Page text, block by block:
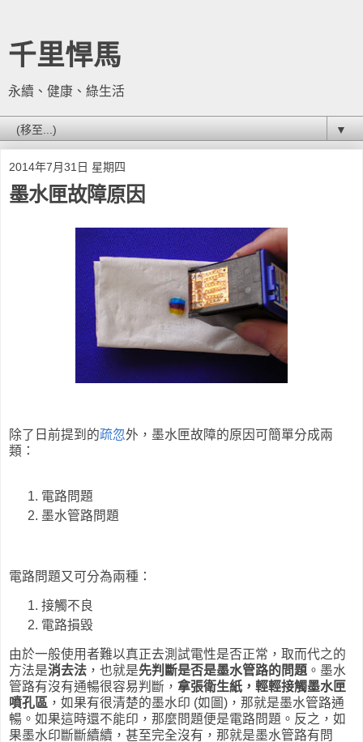
千里悍馬
永續、健康、綠生活
▼
2014年7月31日 星期四
墨水匣故障原因
除了日前提到的疏忽外，墨水匣故障的原因可簡單分成兩
類：
電路問題
墨水管路問題
電路問題又可分為兩種：
接觸不良
電路損毀
由於一般使用者難以真正去測試電性是否正常，取而代之的
方法是消去法 ，也就是先判斷是否是墨水管路的問題 。墨水
管路有沒有通暢很容易判斷， 拿張衛生紙，輕輕接觸墨水匣
噴孔區 ，如果有很清楚的墨水印 (如圖)，那就是墨水管路通
暢。如果這時還不能印，那麼問題便是電路問題。反之，如
果墨水印斷斷續續，甚至完全沒有，那就是墨水管路有問